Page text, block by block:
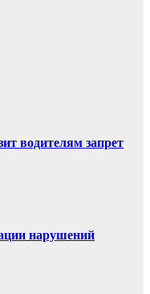
водителям запрет
нарушений